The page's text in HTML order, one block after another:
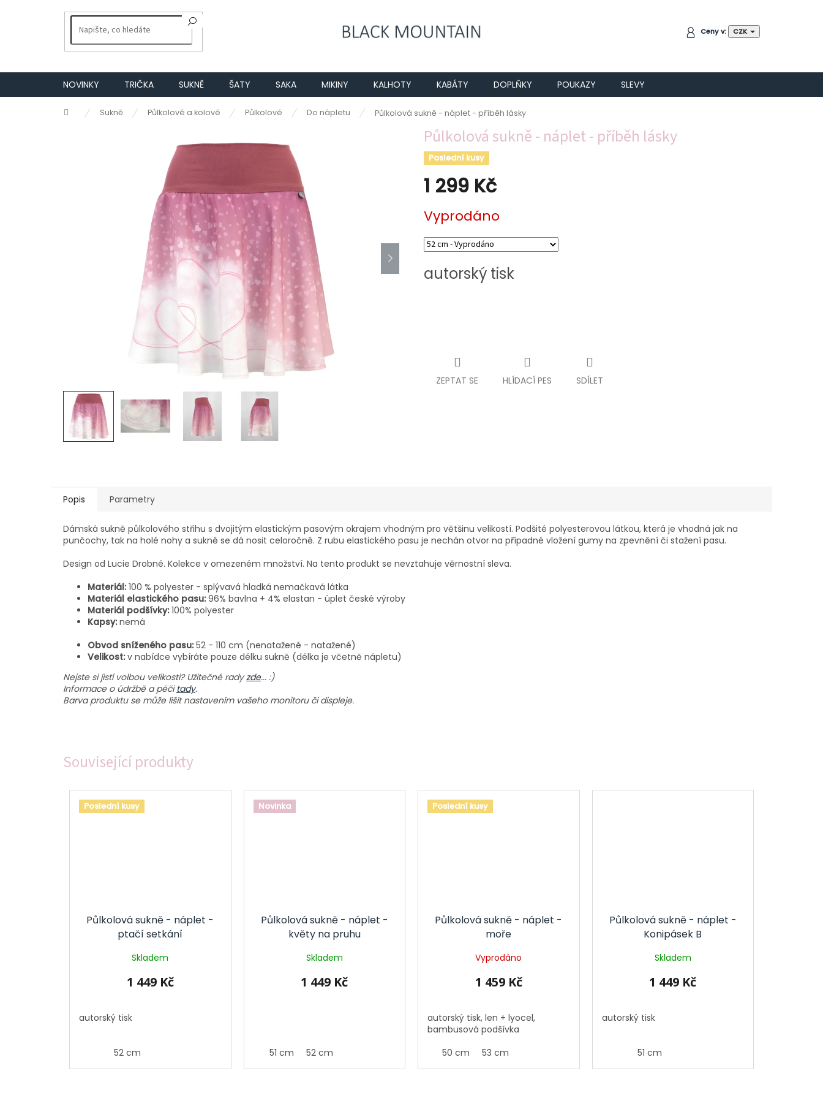
NÁKUPNÍCeny v: CZK
NOVINKY TRIČKA SUKNĚ ŠATY SAKA MIKINY KALHOTY KABÁTY DOPLŇKY POUKAZY SLEVY
Domů Sukně Půlkolové a kolové Půlkolové Do nápletu Půlkolová sukně - náplet - příběh lásky
Půlkolová sukně - náplet - příběh lásky
Poslední kusy
1 299 Kč
cena:
Vyprodáno
autorský tisk
ZEPTAT SE HLÍDACÍ PES SDÍLET
Související produkty
Poslední kusy
Půlkolová sukně - náplet -
ptačí setkání
Skladem
1 449 Kč
autorský tisk
52 cm
Novinka
Půlkolová sukně - náplet -
květy na pruhu
Skladem
1 449 Kč
51 cm 52 cm
Poslední kusy
Půlkolová sukně - náplet -
moře
Vyprodáno
1 459 Kč
autorský tisk, len + lyocel,
bambusová podšívka
50 cm
53 cm
Půlkolová sukně - náplet -
Konipásek B
Skladem
1 449 Kč
autorský tisk
51 cm
Popis Parametry
Dámská sukně půlkolového střihu s dvojitým elastickým pasovým okrajem vhodným pro většinu velikostí. Podšité polyesterovou látkou, která je vhodná jak na
punčochy, tak na holé nohy a sukně se dá nosit celoročně. Z rubu elastického pasu je nechán otvor na případné vložení gumy na zpevnění či stažení pasu.
Design od Lucie Drobné. Kolekce v omezeném množství. Na tento produkt se nevztahuje věrnostní sleva.
Materiál: 100 % polyester - splývavá hladká nemačkavá látka
Materiál elastického pasu: 96% bavlna + 4% elastan - úplet české výroby
Materiál podšívky: 100% polyester
Kapsy:nemá
Obvod sníženého pasu:52 - 110 cm (nenatažené - natažené)
Velikost: v nabídce vybíráte pouze délku sukně (délka je včetně nápletu)
Nejste si jistí volbou velikosti? Užitečné radyzde... :)
Informace o údržbě a péčitady.
Barva produktu se může lišit nastavením vašeho monitoru či displeje.